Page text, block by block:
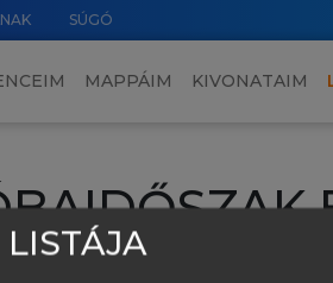
SÚGÓ
MAPPÁIM KIVONATAIM
lépj be a saját fiókoddal,